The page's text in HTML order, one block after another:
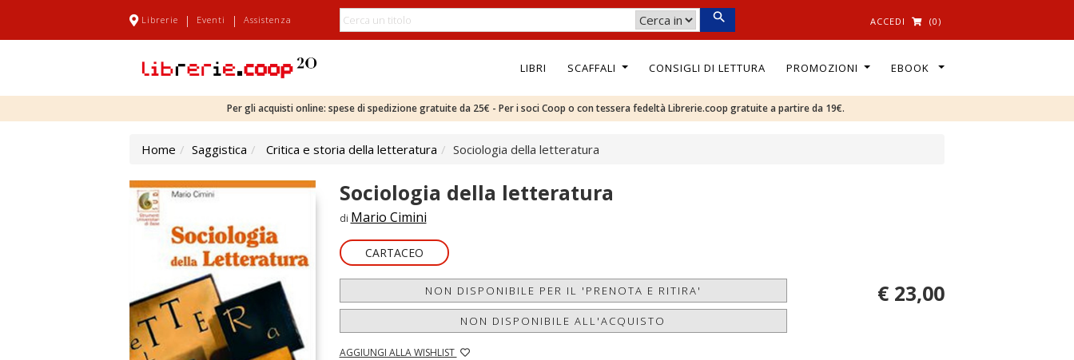
Librerie | Eventi | Assistenza ACCEDI (0)
LIBRI SCAFFALI CONSIGLI DI LETTURA PROMOZIONI EBOOK
Per gli acquisti online: spese di spedizione gratuite da 25€ - Per i soci Coop o con tessera fedeltà Librerie.coop gratuite a partire da 19€.
Home Saggistica Critica e storia della letteratura Sociologia della letteratura
Sociologia della letteratura
di Mario Cimini
CARTACEO
NON DISPONIBILE PER IL 'PRENOTA E RITIRA'
NON DISPONIBILE ALL'ACQUISTO
AGGIUNGI ALLA WISHLIST
€ 23,00